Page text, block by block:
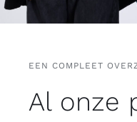
EEN COMPLEET
Al onze